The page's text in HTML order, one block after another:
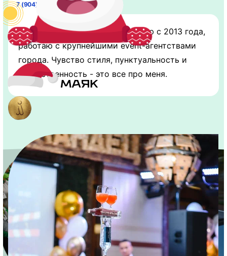
7 (904) 643-42-00
Профессионально фотографирую с 2013 года,
работаю с крупнейшими event-агентствами
города. Чувство стиля, пунктуальность и
ответственность - это все про меня.